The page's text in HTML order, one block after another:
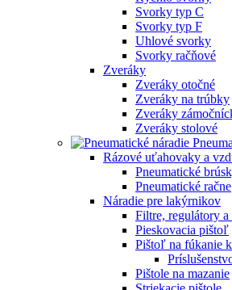
Svorky typ C
Svorky typ F
Uhlové svorky
Svorky račňové
Zveráky
Zveráky otočné
Zveráky na trúbky
Zveráky
Zveráky stolové
Rázové uťahovaky a
Pneumatické
Pneumatické račne
Náradie pre lakýrnikov
Filtre, regulátory a
Pieskovacia pištoľ
Pištoľ na fúkanie
Pištole na mazanie